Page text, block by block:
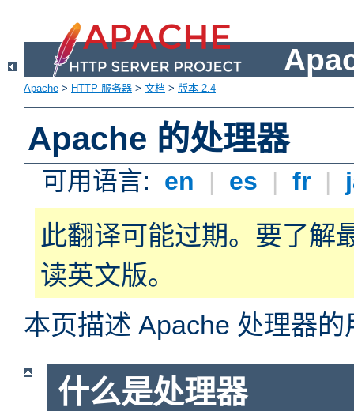
Apache > HTTP 服务器 > 文档 > 版本 2.4
Apache 的处理器
可用语言: en | es | fr |
此翻译可能过期。要了解
读英文版。
本页描述 Apache 处理器的
什么是处理器